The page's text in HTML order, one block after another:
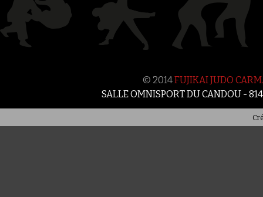
© 2014FUJIKAI JUDO
SALLE OMNISPORT DU CANDOU -